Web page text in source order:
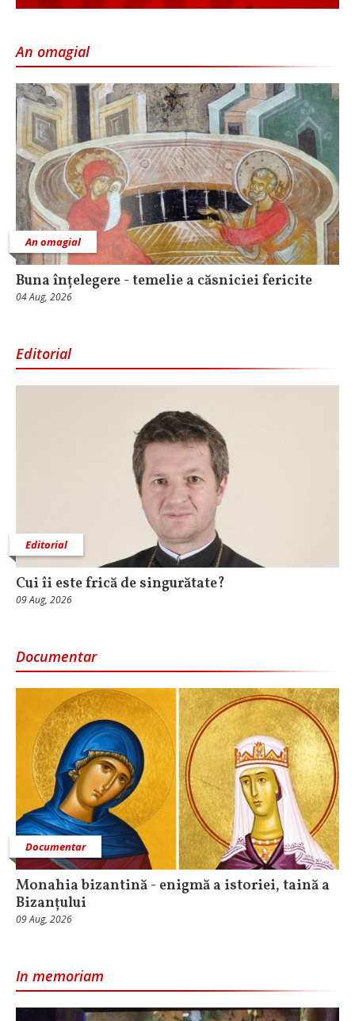
An omagial
An omagial
Buna înțelegere - temelie a căsniciei fericite
04 Aug, 2026
Editorial
Editorial
Cui îi este frică de singurătate?
09 Aug, 2026
Documentar
Documentar
Monahia bizantină - enigmă a istoriei, taină a
Bizanțului
09 Aug, 2026
In memoriam